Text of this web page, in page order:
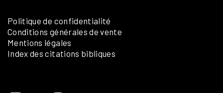
Politique de confidentialité
Conditions générales de vente
Mentions légales
Index des citations bibliques